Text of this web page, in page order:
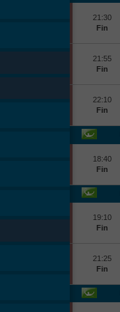
21:30
Fin
21:55
Fin
22:10
Fin
18:40
Fin
19:10
Fin
21:25
Fin